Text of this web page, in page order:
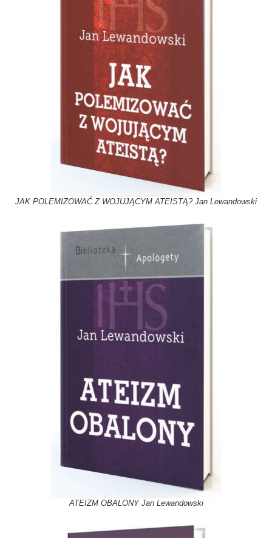
JAK POLEMIZOWAĆ Z WOJUJĄCYM ATEISTĄ? Jan Lewandowski
ATEIZM OBALONY Jan Lewandowski